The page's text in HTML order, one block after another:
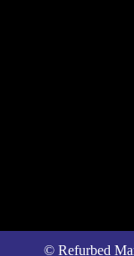
© Refurbed